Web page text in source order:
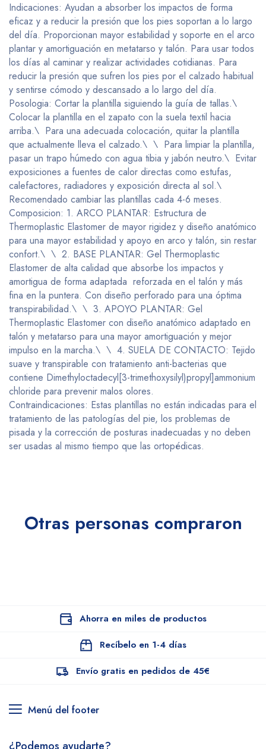
Indicaciones: Ayudan a absorber los impactos de forma
eficaz y a reducir la presión que los pies soportan a lo largo
del día. Proporcionan mayor estabilidad y soporte en el arco
plantar y amortiguación en metatarso y talón. Para usar todos
los días al caminar y realizar actividades cotidianas. Para
reducir la presión que sufren los pies por el calzado habitual
y sentirse cómodo y descansado a lo largo del día.
Posologia: Cortar la plantilla siguiendo la guía de tallas.\
Colocar la plantilla en el zapato con la suela textil hacia
arriba.\ Para una adecuada colocación, quitar la plantilla
que actualmente lleva el calzado.\ \ Para limpiar la plantilla,
pasar un trapo húmedo con agua tibia y jabón neutro.\ Evitar
exposiciones a fuentes de calor directas como estufas,
calefactores, radiadores y exposición directa al sol.\
Recomendado cambiar las plantillas cada 4-6 meses.
Composicion: 1. ARCO PLANTAR: Estructura de
Thermoplastic Elastomer de mayor rigidez y diseño anatómico
para una mayor estabilidad y apoyo en arco y talón, sin restar
confort.\ \ 2. BASE PLANTAR: Gel Thermoplastic
Elastomer de alta calidad que absorbe los impactos y
amortigua de forma adaptada reforzada en el talón y más
fina en la puntera. Con diseño perforado para una óptima
transpirabilidad.\ \ 3. APOYO PLANTAR: Gel
Thermoplastic Elastomer con diseño anatómico adaptado en
talón y metatarso para una mayor amortiguación y mejor
impulso en la marcha.\ \ 4. SUELA DE CONTACTO: Tejido
suave y transpirable con tratamiento anti-bacterias que
contiene Dimethyloctadecyl[3-trimethoxysilyl)propyl]ammonium
chloride para prevenir malos olores.
Contraindicaciones: Estas plantillas no están indicadas para el
tratamiento de las patologías del pie, los problemas de
pisada y la corrección de posturas inadecuadas y no deben
ser usadas al mismo tiempo que las ortopédicas.
Otras personas compraron
Ahorra en miles de productos
Recíbelo en 1-4 días
Envío gratis en pedidos de 45€
Menú del footer